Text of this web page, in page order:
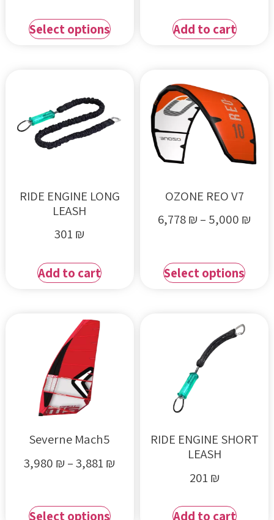
Add to cart
Select options
OZONE REO V7
5,000 ₪
–
6,778₪
Select options
RIDE ENGINE LONG
LEASH
301 ₪
Add to cart
RIDE ENGINE SHORT
LEASH
201 ₪
Add to cart
Severne Mach5
3,881 ₪
–
3,980 ₪
Select options